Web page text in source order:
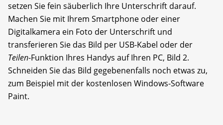
setzen Sie fein säuberlich Ihre Unterschrift darauf.
Machen Sie mit Ihrem Smartphone oder einer
Digitalkamera ein Foto der Unterschrift und
transferieren Sie das Bild per USB-Kabel oder der
Teilen-Funktion Ihres Handys auf Ihren PC, Bild 2.
Schneiden Sie das Bild gegebenenfalls noch etwas zu,
zum Beispiel mit der kostenlosen Windows-Software
Paint.